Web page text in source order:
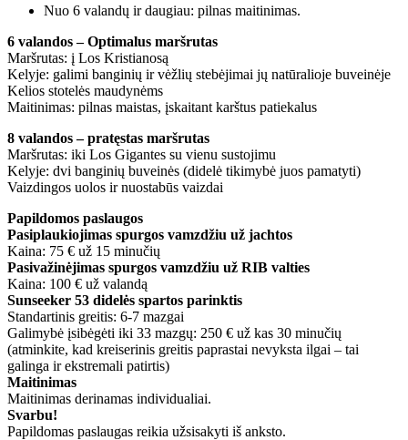
Nuo 6 valandų ir daugiau: pilnas maitinimas.
6 valandos – Optimalus maršrutas
Maršrutas: į Los Kristianosą
Kelyje: galimi banginių ir vėžlių stebėjimai jų natūralioje buveinėje
Kelios stotelės maudynėms
Maitinimas: pilnas maistas, įskaitant karštus patiekalus
8 valandos – pratęstas maršrutas
Maršrutas: iki Los Gigantes su vienu sustojimu
Kelyje: dvi banginių buveinės (didelė tikimybė juos pamatyti)
Vaizdingos uolos ir nuostabūs vaizdai
Papildomos paslaugos
Pasiplaukiojimas spurgos vamzdžiu už jachtos
Kaina: 75 € už 15 minučių
Pasivažinėjimas spurgos vamzdžiu už RIB valties
Kaina: 100 € už valandą
Sunseeker 53 didelės spartos parinktis
Standartinis greitis: 6-7 mazgai
Galimybė įsibėgėti iki 33 mazgų: 250 € už kas 30 minučių
(atminkite, kad kreiserinis greitis paprastai nevyksta ilgai – tai
galinga ir ekstremali patirtis)
Maitinimas
Maitinimas derinamas individualiai.
Svarbu!
Papildomas paslaugas reikia užsisakyti iš anksto.